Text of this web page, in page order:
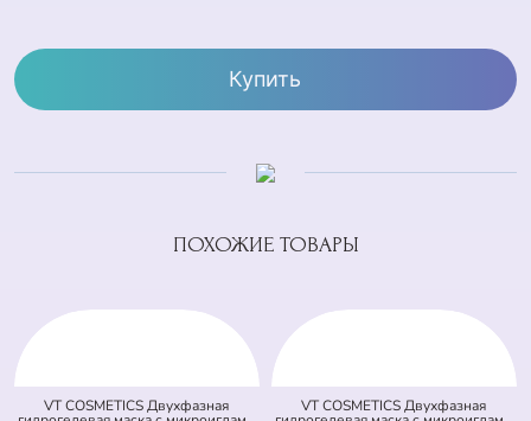
Купить
ПОХОЖИЕ ТОВАРЫ
VT COSMETICS Двухфазная VT COSMETICS Двухфазная